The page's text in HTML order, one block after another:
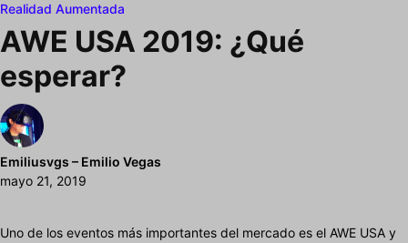
Realidad Aumentada
AWE USA 2019: ¿Qué
esperar?
Emiliusvgs – Emilio Vegas
mayo 21, 2019
Uno de los eventos más importantes del mercado es el AWE USA y